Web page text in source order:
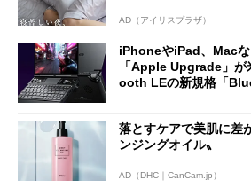
AD（アイリスプラザ）
iPhoneやiPad、Mac
「Apple Upgrade」
ooth LEの新規格「
落とすケアで美肌に差
ンジングオイル〟
AD（DHC｜CanCam.jp）